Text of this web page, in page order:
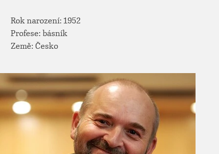
Rok narození: 1952
Profese: básník
Země: Česko